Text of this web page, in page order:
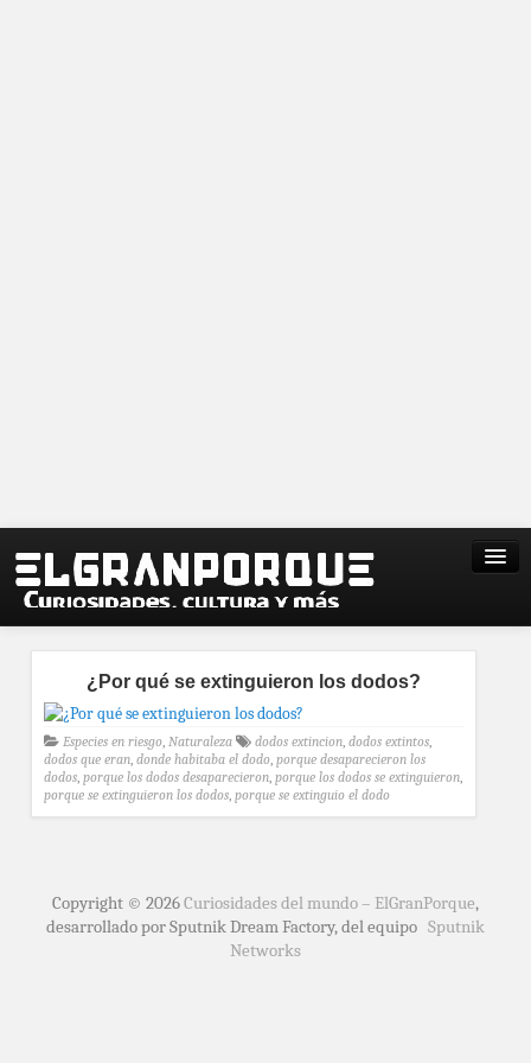
¿Por qué se extinguieron los dodos?
Especies en riesgo, Naturaleza dodos extincion, dodos extintos,
dodos que eran, donde habitaba el dodo, porque desaparecieron los
dodos, porque los dodos desaparecieron, porque los dodos se extinguieron,
porque se extinguieron los dodos, porque se extinguio el dodo
Copyright © 2026Curiosidades del mundo – ElGranPorque,
desarrollado por Sputnik Dream Factory, del equipo Sputnik
Networks